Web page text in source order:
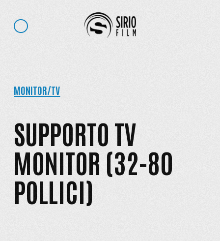
MONITOR/TV
SUPPORTO TV
MONITOR (32-80
POLLICI)